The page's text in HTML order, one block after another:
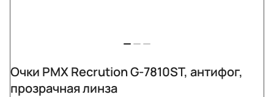
Очки PMX Recrution G-7810ST, антифог,
прозрачная линза